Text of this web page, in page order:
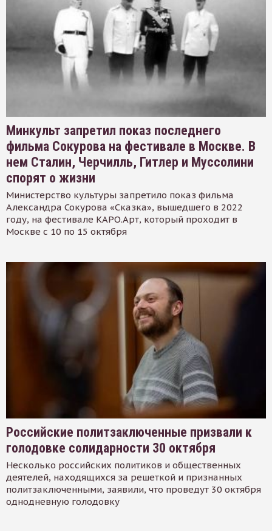
Минкульт запретил показ последнего
фильма Сокурова на фестивале в Москве. В
нем Сталин, Черчилль, Гитлер и Муссолини
спорят о жизни
Министерство культуры запретило показ фильма
Александра Сокурова «Сказка», вышедшего в 2022
году, на фестивале КАРО.Арт, который проходит в
Москве с 10 по 15 октября
Российские политзаключенные призвали к
голодовке солидарности 30 октября
Несколько российских политиков и общественных
деятелей, находящихся за решеткой и признанных
политзаключенными, заявили, что проведут 30 октября
однодневную голодовку